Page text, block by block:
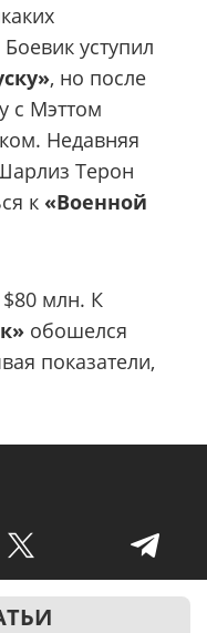
уступил
, но после
с Мэттом
Недавняя
Терон
к «Военной
млн. К
обошелся
показатели,